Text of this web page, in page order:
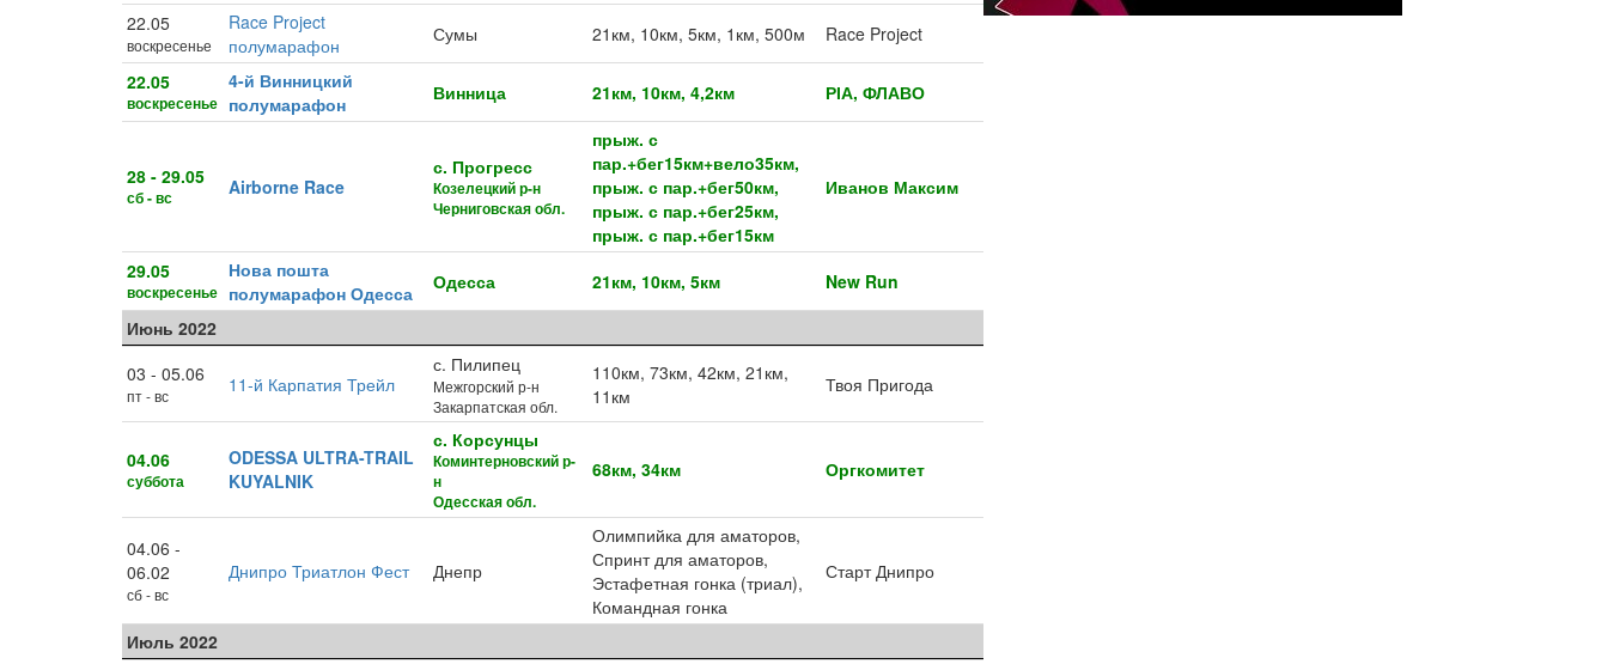
22.05
воскресенье
Race Project
полумарафон
Сумы 21км, 10км, 5км, 1км, 500м
Race Project
22.05
воскресенье
4-й Винницкий
полумарафон
Винница 21км, 10км, 4,2км РІА, ФЛАВО
28 - 29.05
сб - вс Airborne Race
с. Прогресс
Козелецкий р-н
Черниговская обл.
прыж. с
пар.+бег15км+вело35км,
прыж. с пар.+бег50км,
прыж. с пар.+бег25км,
прыж. с пар.+бег15км
Иванов Максим
29.05
воскресенье
Нова пошта
полумарафон Одесса
Одесса 21км, 10км, 5км
New Run
Июнь 2022
03 - 05.06
пт - вс 11-й Карпатия Трейл
с. Пилипец
Межгорский р-н
Закарпатская обл.
110км, 73км, 42км, 21км,
11км
Твоя Пригода
04.06
суббота
ODESSA ULTRA-TRAIL
KUYALNIK
с. Корсунцы
Коминтерновский р-
н
Одесская обл.
68км, 34км Оргкомитет
04.06 -
06.02
сб - вс
Днипро Триатлон Фест Днепр
Олимпийка для аматоров,
Спринт для аматоров,
Эстафетная гонка (триал),
Командная гонка
Старт Днипро
Июль 2022